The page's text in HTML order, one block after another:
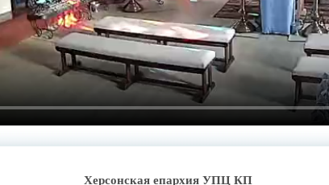
Херсонская епархия УПЦ КП